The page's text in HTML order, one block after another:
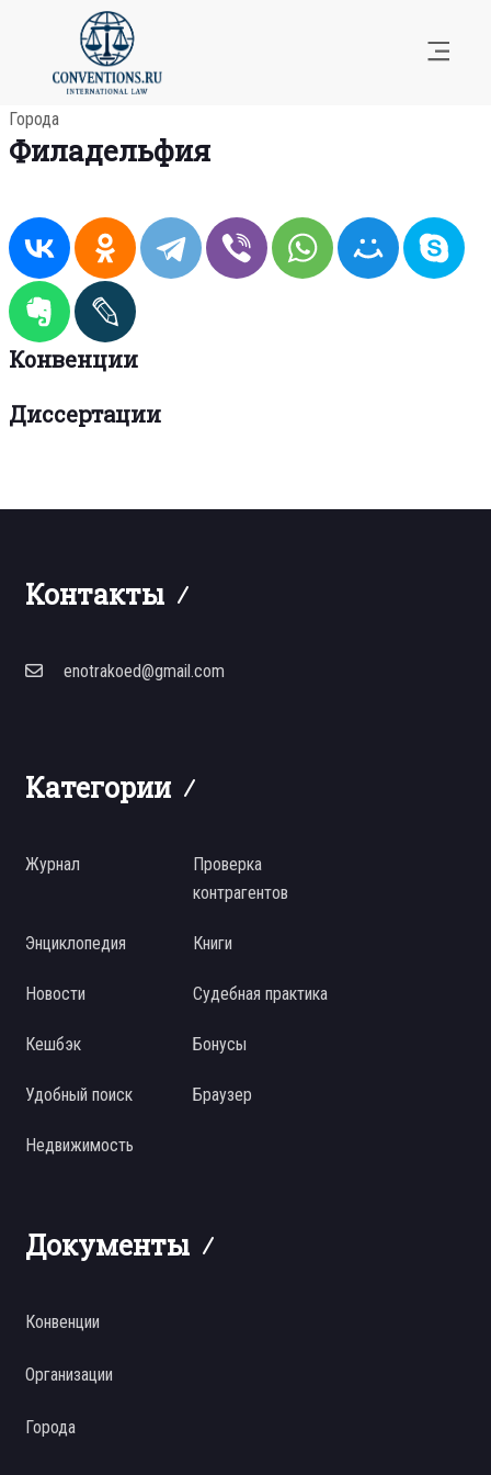
Города
Филадельфия
Конвенции
Диссертации
Контакты
enotrakoed@gmail.com
Категории
Журнал
Проверка
контрагентов
Энциклопедия Книги
Новости Судебная практика
Кешбэк Бонусы
Удобный поиск Браузер
Недвижимость
Документы
Конвенции
Организации
Города